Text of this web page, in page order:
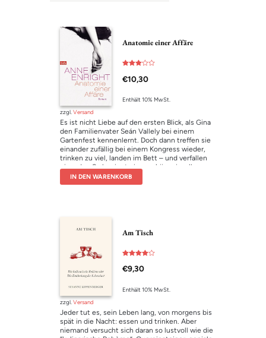
Anatomie einer Affäre
t mit
3.00
€10,30
Enthält 10% MwSt.
zzgl. Versand
Es ist nicht Liebe auf den ersten Blick, als Gina
den Familienvater Seán Vallely bei einem
Gartenfest kennenlernt. Doch dann treffen sie
einander zufällig bei einem Kongress wieder,
trinken zu viel, landen im Bett – und verfallen
einander. So beginnt eine verhängnisvolle
Affäre, die lange Zeit vor den Ehepartnern
geheim gehalten wird. Bis etwas geschieht, das
IN DEN WARENKORB
Am Tisch
mit
4.00
€9,30
Enthält 10% MwSt.
zzgl. Versand
Jeder tut es, sein Leben lang, von morgens bis
spät in die Nacht: essen und trinken. Aber
niemand versucht sich daran so lustvoll wie die